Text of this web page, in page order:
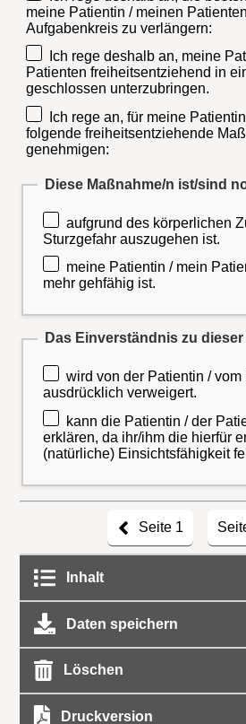
meine Patientin / meinen
Aufgabenkreis zu verlängern:
Ich rege deshalb an, meine
Patienten freiheitsentziehend in
geschlossen unterzubringen.
Ich rege an, für meine
folgende freiheitsentziehende
genehmigen:
Diese Maßnahme/n ist/sind
aufgrund des körperlichen
Sturzgefahr auszugehen ist.
meine Patientin / mein
mehr gehfähig ist.
Das Einverständnis zu
wird von der Patientin / vom
ausdrücklich verweigert.
kann die Patientin / der
erklären, da ihr/ihm die hierfür
(natürliche) Einsichtsfähigkeit
Seite 1
Inhalt
Daten speichern
Löschen
Druckversion